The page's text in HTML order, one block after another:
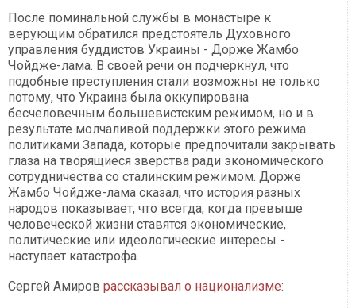
После поминальной службы в монастыре к
верующим обратился предстоятель Духовного
управления буддистов Украины - Дорже Жамбо
Чойдже-лама. В своей речи он подчеркнул, что
подобные преступления стали возможны не только
потому, что Украина была оккупирована
бесчеловечным большевистским режимом, но и в
результате молчаливой поддержки этого режима
политиками Запада, которые предпочитали закрывать
глаза на творящиеся зверства ради экономического
сотрудничества со сталинским режимом. Дорже
Жамбо Чойдже-лама сказал, что история разных
народов показывает, что всегда, когда превыше
человеческой жизни ставятся экономические,
политические или идеологические интересы -
наступает катастрофа.
Сергей Амиров рассказывал о национализме: